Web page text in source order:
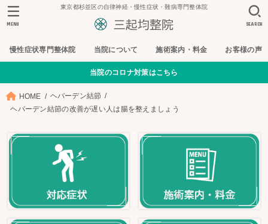
東京都杉並区の自律神経・慢性症状・難病専門整体院
慢性症状専門整体院 当院について 施術案内・料金 お客様の声
SEARCH
MENU
当院のコロナ対策はこちら
HOME
ヘバーデン結節
ヘバーデン結節の改善が遅い人は腸を整えましょう